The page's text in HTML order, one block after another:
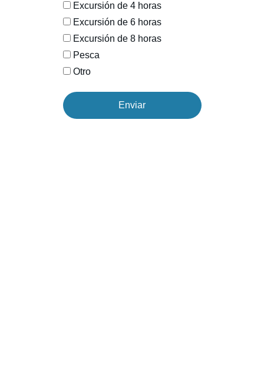
Excursión de 4 horas
Excursión de 6 horas
Excursión de 8 horas
Pesca
Otro
Enviar